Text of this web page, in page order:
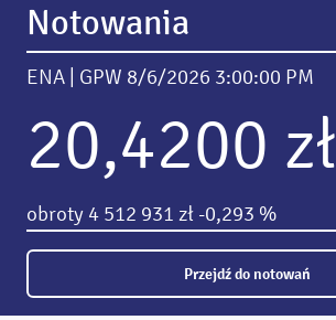
Notowania
ENA | GPW 8/6/2026 3:00:00 PM
20,4200 zł
obroty 4 512 931 zł -0,293 %
Przejdź do notowań